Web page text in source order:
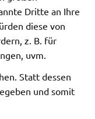
Dritte an Ihre
diese von
z. B. für
uvm.
Statt dessen
und somit